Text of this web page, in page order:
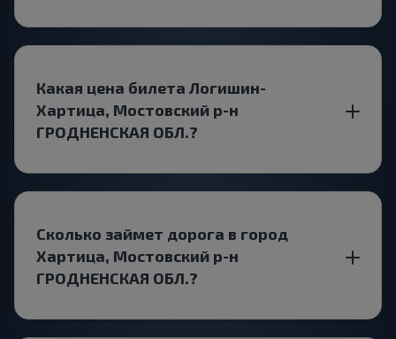
Какая цена билета Логишин-
Хартица, Мостовский р-н
ГРОДНЕНСКАЯ ОБЛ.?
Сколько займет дорога в город
Хартица, Мостовский р-н
ГРОДНЕНСКАЯ ОБЛ.?